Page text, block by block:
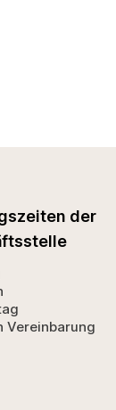
der
Vereinbarung